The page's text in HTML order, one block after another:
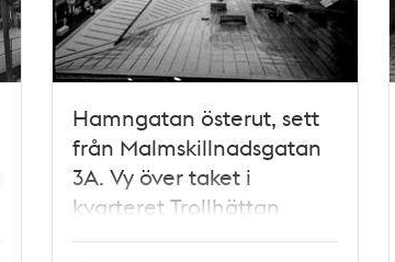
Hamngatan österut, sett
från Malmskillnadsgatan
3A. Vy över taket i
kvarteret Trollhättan